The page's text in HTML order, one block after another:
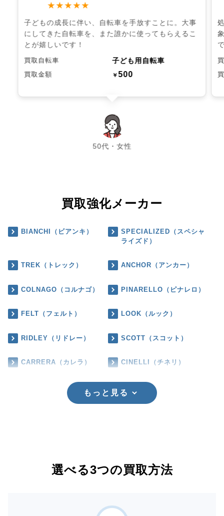
★★★★★
子どもの成長に伴い、自転車を手放すことに。大事
にしてきた自転車を、また誰かに使ってもらえるこ
とが嬉しいです！
買取自転車 子ども用自転車
買取金額 ￥500
50代・女性
chevron_left chevron_right
買取強化メーカー
BIANCHI（ビアンキ）
SPECIALIZED（スペシャ
ライズド）
TREK（トレック） ANCHOR（アンカー）
COLNAGO（コルナゴ） PINARELLO（ピナレロ）
FELT（フェルト） LOOK（ルック）
RIDLEY（リドレー） SCOTT（スコット）
CARRERA（カレラ） CINELLI（チネリ）
もっと見る
選べる3つの買取方法